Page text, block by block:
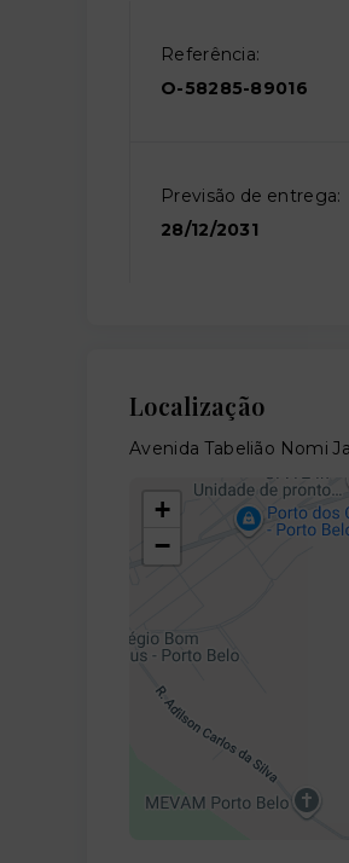
Referência:
O-58285-89016
Previsão de entrega:
28/12/2031
Localização
Avenida Tabelião Nomi
+
−